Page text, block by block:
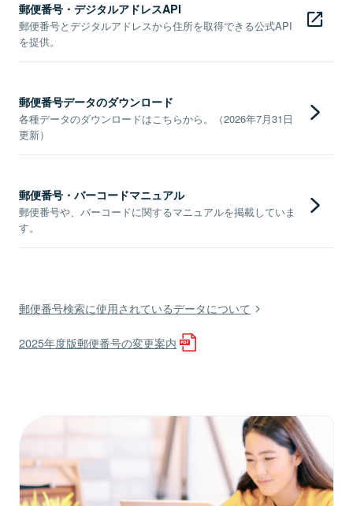
郵便番号・デジタルアドレスAPI
郵便番号とデジタルアドレスから住所を取得できる公式API
を提供。
郵便番号データのダウンロード
各種データのダウンロードはこちらから。（2026年7月31日
更新）
郵便番号・バーコードマニュアル
郵便番号や、バーコードに関するマニュアルを掲載していま
す。
郵便番号検索に使用されているデータについて
2025年度版郵便番号の変更案内